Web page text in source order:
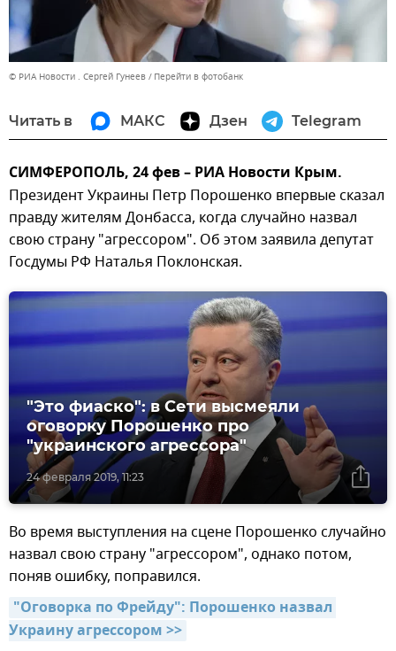
© РИА Новости . Сергей Гунеев Перейти в фотобанк
Читать в МАКС Дзен Telegram
СИМФЕРОПОЛЬ, 24 фев – РИА Новости Крым.
Президент Украины Петр Порошенко впервые сказал
правду жителям Донбасса, когда случайно назвал
свою страну "агрессором". Об этом заявила депутат
Госдумы РФ Наталья Поклонская.
24 февраля 2019, 11:23
"Это фиаско": в Сети высмеяли
оговорку Порошенко про
"украинского агрессора"
Во время выступления на сцене Порошенко случайно
назвал свою страну "агрессором", однако потом,
поняв ошибку, поправился.
"Оговорка по Фрейду": Порошенко назвал
Украину агрессором >>